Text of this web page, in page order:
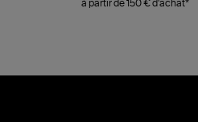
à partir de 150 € d'achat*